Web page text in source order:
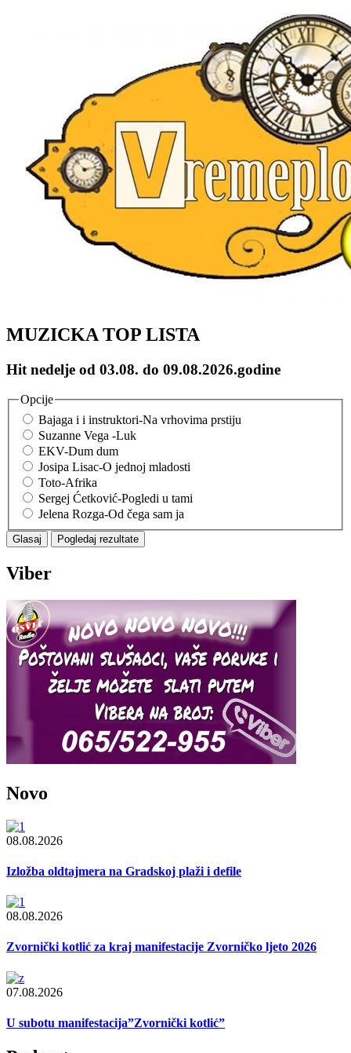
MUZICKA TOP LISTA
Hit nedelje od 03.08. do 09.08.2026.godine
Opcije
Bajaga i i instruktori-Na vrhovima prstiju
Suzanne Vega -Luk
EKV-Dum dum
Josipa Lisac-O jednoj mladosti
Toto-Afrika
Sergej Ćetković-Pogledi u tami
Jelena Rozga-Od čega sam ja
Viber
Novo
08.08.2026
Izložba oldtajmera na Gradskoj plaži i defile
08.08.2026
Zvornički kotlić za kraj manifestacije Zvorničko ljeto 2026
07.08.2026
U subotu manifestacija”Zvornički kotlić”